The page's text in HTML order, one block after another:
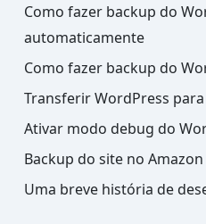
Como fazer backup do
automaticamente
Como fazer backup do
Transferir WordPress
Ativar modo debug do
Backup do site no Amazon
Uma breve história de